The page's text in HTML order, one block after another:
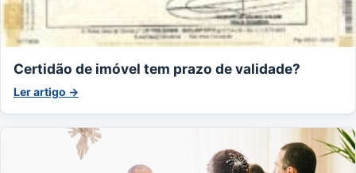
Certidão de imóvel tem prazo de validade?
Ler artigo →